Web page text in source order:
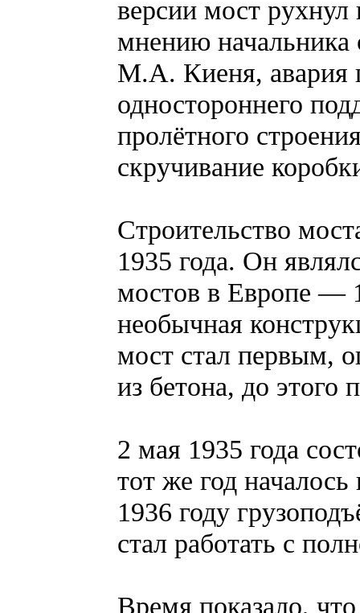
версии мост рухнул
мнению начальника
М.А. Киеня, авария
одностороннего
пролётного
скручивание
Строительство
1935 года. Он
мостов в Европе —
необычная
мост стал первым,
из бетона, до этого
2 мая 1935 года
тот же год
1936 году
стал работать с
Время показало,